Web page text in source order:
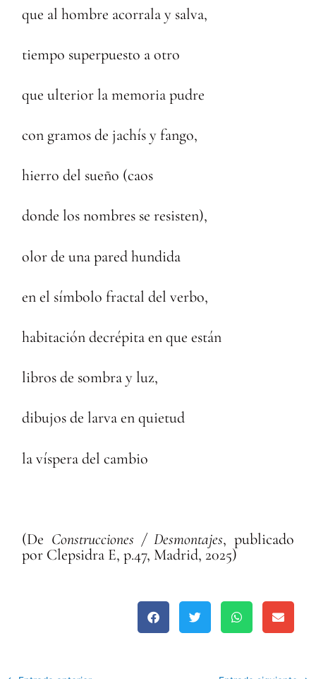
que al hombre acorrala y salva,
tiempo superpuesto a otro
que ulterior la memoria pudre
con gramos de jachís y fango,
hierro del sueño (caos
donde los nombres se resisten),
olor de una pared hundida
en el símbolo fractal del verbo,
habitación decrépita en que están
libros de sombra y luz,
dibujos de larva en quietud
la víspera del cambio
(De Construcciones / Desmontajes, publicado
por Clepsidra E, p.47, Madrid, 2025)